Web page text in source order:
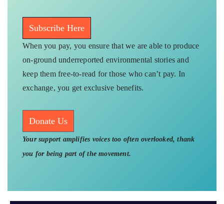
Subscribe Here
When you pay, you ensure that we are able to produce
on-ground underreported environmental stories and
keep them free-to-read for those who can’t pay. In
exchange, you get exclusive benefits.
Donate Us
Your support amplifies voices too often overlooked, thank
you for being part of the movement.